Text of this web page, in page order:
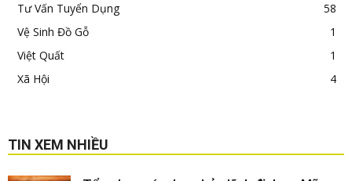
Tư Vấn Tuyển Dụng
58
Vệ Sinh Đồ Gỗ
1
Việt Quất
1
Xã Hội
4
TIN XEM NHIỀU